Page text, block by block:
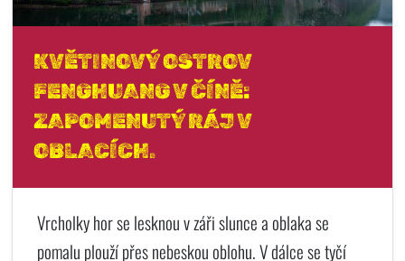
KVĚTINOVÝ OSTROV
FENGHUANG V ČÍNĚ:
ZAPOMENUTÝ RÁJ V
OBLACÍCH.
Vrcholky hor se lesknou v záři slunce a oblaka se
pomalu plouží přes nebeskou oblohu. V dálce se tyčí